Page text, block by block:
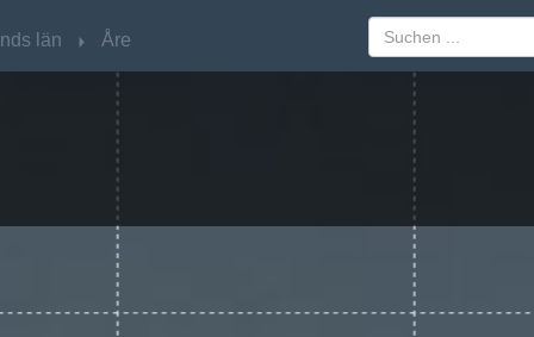
län Åre
län Åre